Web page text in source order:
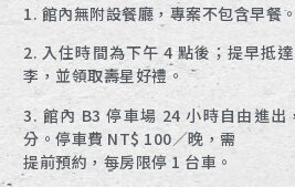
1. 館內無附設餐廳，專案不包含早餐。
2. 入住時間為下午 4 點後；提早抵
李，並領取壽星好禮。
3. 館內 B3 停車場 24 小時自由進出
分。停車費 NT$ 100／晚，需
提前預約，每房限停 1 台車。